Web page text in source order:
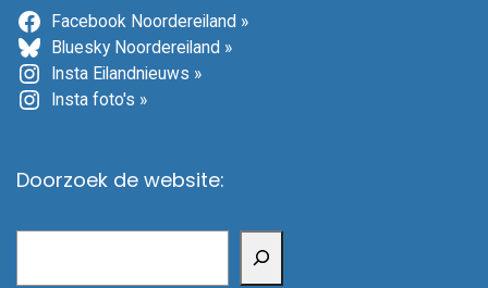
Facebook Noordereiland »
Bluesky Noordereiland »
Insta Eilandnieuws »
Insta foto's »
Doorzoek de website: